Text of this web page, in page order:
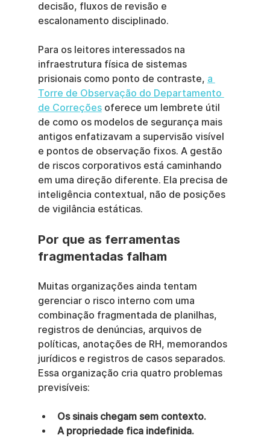
decisão, fluxos de revisão e
escalonamento disciplinado.
Para os leitores interessados na
infraestrutura física de sistemas
prisionais como ponto de contraste, a
Torre de Observação do Departamento
de Correções oferece um lembrete útil
de como os modelos de segurança mais
antigos enfatizavam a supervisão visível
e pontos de observação fixos. A gestão
de riscos corporativos está caminhando
em uma direção diferente. Ela precisa de
inteligência contextual, não de posições
de vigilância estáticas.
Por que as ferramentas
fragmentadas falham
Muitas organizações ainda tentam
gerenciar o risco interno com uma
combinação fragmentada de planilhas,
registros de denúncias, arquivos de
políticas, anotações de RH, memorandos
jurídicos e registros de casos separados.
Essa organização cria quatro problemas
previsíveis:
Os sinais chegam sem contexto.
A propriedade fica indefinida.